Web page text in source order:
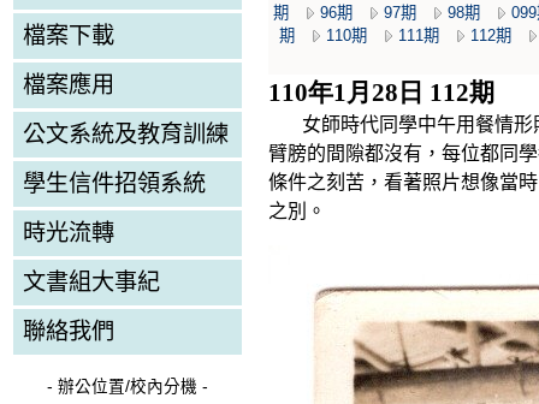
檔案下載
檔案應用
公文系統及教育訓練
學生信件招領系統
時光流轉
文書組大事紀
聯絡我們
- 辦公位置/校內分機 -
期
96期 97期 98期
期
110期 111期 112期
110年1月28日 112期
女師時代同學中午用餐情形
臂膀的間隙都沒有，每位都同
條件之刻苦，看著照片想像當
之別。